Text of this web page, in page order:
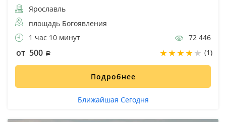
Ярославль
площадь Богоявления
1 час 10 минут
72 446
от 500 (1)
Подробнее
Ближайшая Сегодня